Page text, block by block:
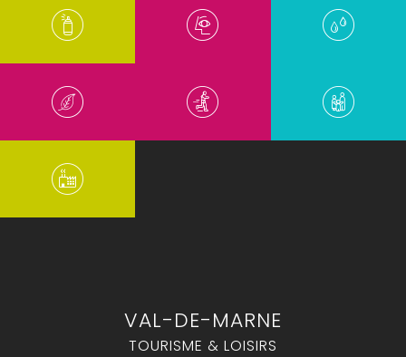
VAL-DE-MARNE
TOURISME & LOISIRS